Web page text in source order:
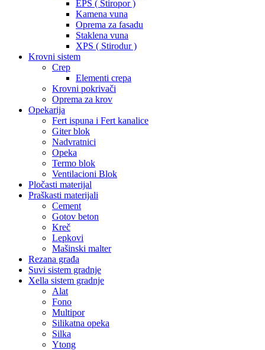
EPS ( Stiropor )
Kamena vuna
Oprema za fasadu
Staklena vuna
XPS ( Stirodur )
Krovni sistem
Crep
Elementi crepa
Krovni pokrivači
Oprema za krov
Opekarija
Fert ispuna i Fert kanalice
Giter blok
Nadvratnici
Opeka
Termo blok
Ventilacioni Blok
Pločasti materijal
Praškasti materijali
Cement
Gotov beton
Kreč
Lepkovi
Mašinski malter
Rezana građa
Suvi sistem gradnje
Xella sistem gradnje
Alat
Fono
Multipor
Silikatna opeka
Silka
Ytong